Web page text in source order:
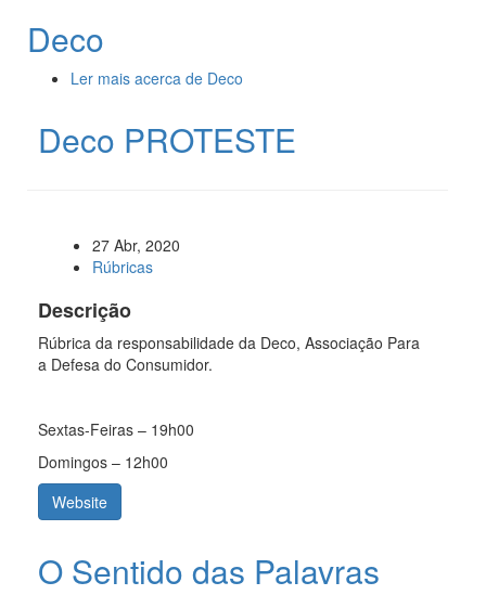
Deco
Ler mais acerca de Deco
Deco PROTESTE
27 Abr, 2020
Rúbricas
Descrição
Rúbrica da responsabilidade da Deco, Associação Para
a Defesa do Consumidor.
Sextas-Feiras – 19h00
Domingos – 12h00
Website
O Sentido das Palavras